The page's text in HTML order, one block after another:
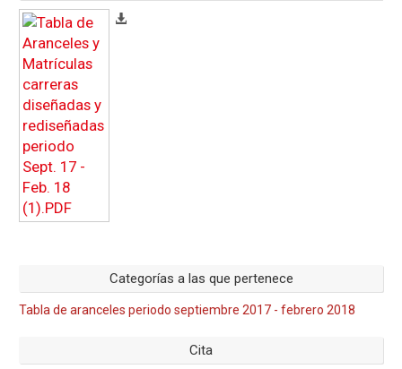
Categorías a las que pertenece
Tabla de aranceles periodo septiembre 2017 - febrero 2018
Cita